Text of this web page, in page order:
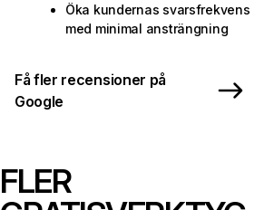
Öka kundernas svarsfrekvens
med minimal ansträngning
Få fler recensioner på
Google
FLER